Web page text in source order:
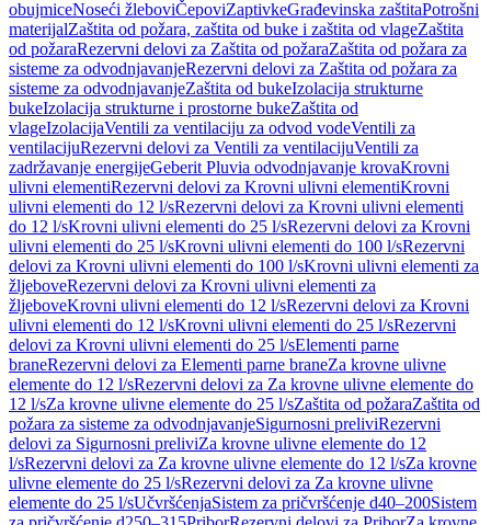
obujmiceNoseći žleboviČepoviZaptivkeGrađevinska zaštitaPotrošni
materijalZaštita od požara, zaštita od buke i zaštita od vlageZaštita
od požaraRezervni delovi za Zaštita od požaraZaštita od požara za
sisteme za odvodnjavanjeRezervni delovi za Zaštita od požara za
sisteme za odvodnjavanjeZaštita od bukeIzolacija strukturne
bukeIzolacija strukturne i prostorne bukeZaštita od
vlageIzolacijaVentili za ventilaciju za odvod vodeVentili za
ventilacijuRezervni delovi za Ventili za ventilacijuVentili za
zadržavanje energijeGeberit Pluvia odvodnjavanje krovaKrovni
ulivni elementiRezervni delovi za Krovni ulivni elementiKrovni
ulivni elementi do 12 l/sRezervni delovi za Krovni ulivni elementi
do 12 l/sKrovni ulivni elementi do 25 l/sRezervni delovi za Krovni
ulivni elementi do 25 l/sKrovni ulivni elementi do 100 l/sRezervni
delovi za Krovni ulivni elementi do 100 l/sKrovni ulivni elementi za
žljeboveRezervni delovi za Krovni ulivni elementi za
žljeboveKrovni ulivni elementi do 12 l/sRezervni delovi za Krovni
ulivni elementi do 12 l/sKrovni ulivni elementi do 25 l/sRezervni
delovi za Krovni ulivni elementi do 25 l/sElementi parne
braneRezervni delovi za Elementi parne braneZa krovne ulivne
elemente do 12 l/sRezervni delovi za Za krovne ulivne elemente do
12 l/sZa krovne ulivne elemente do 25 l/sZaštita od požaraZaštita od
požara za sisteme za odvodnjavanjeSigurnosni preliviRezervni
delovi za Sigurnosni preliviZa krovne ulivne elemente do 12
l/sRezervni delovi za Za krovne ulivne elemente do 12 l/sZa krovne
ulivne elemente do 25 l/sRezervni delovi za Za krovne ulivne
elemente do 25 l/sUčvršćenjaSistem za pričvršćenje d40–200Sistem